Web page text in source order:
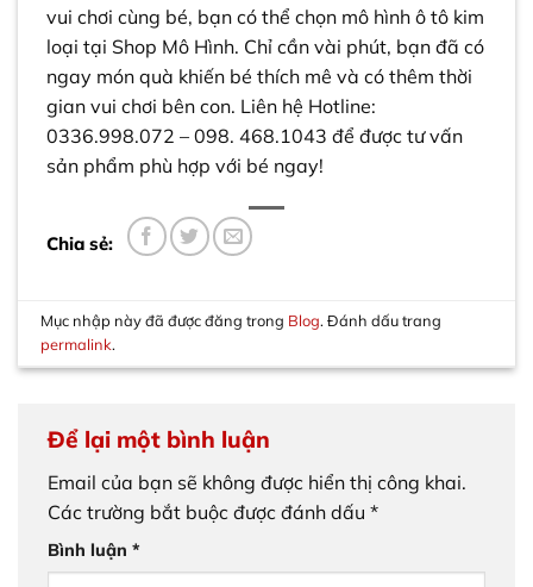
vui chơi cùng bé, bạn có thể chọn mô hình ô tô kim
loại tại Shop Mô Hình. Chỉ cần vài phút, bạn đã có
ngay món quà khiến bé thích mê và có thêm thời
gian vui chơi bên con. Liên hệ Hotline:
0336.998.072 – 098. 468.1043 để được tư vấn
sản phẩm phù hợp với bé ngay!
Mục nhập này đã được đăng trong Blog. Đánh dấu trang
permalink.
Để lại một bình luận
Email của bạn sẽ không được hiển thị công khai.
Các trường bắt buộc được đánh dấu *
Bình luận *